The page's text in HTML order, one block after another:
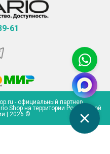
61
- официальный партнер
Shop на территории Российской
| 2026 ©